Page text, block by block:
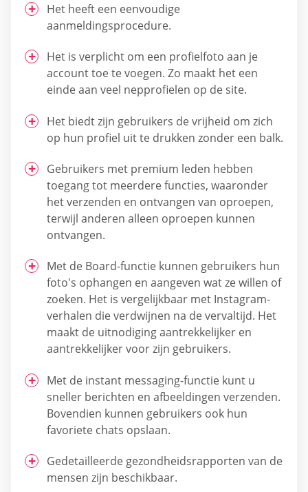
Het heeft een eenvoudige
aanmeldingsprocedure.
Het is verplicht om een profielfoto aan je
account toe te voegen. Zo maakt het een
einde aan veel nepprofielen op de site.
Het biedt zijn gebruikers de vrijheid om zich
op hun profiel uit te drukken zonder een balk.
Gebruikers met premium leden hebben
toegang tot meerdere functies, waaronder
het verzenden en ontvangen van oproepen,
terwijl anderen alleen oproepen kunnen
ontvangen.
Met de Board-functie kunnen gebruikers hun
foto's ophangen en aangeven wat ze willen of
zoeken. Het is vergelijkbaar met Instagram-
verhalen die verdwijnen na de vervaltijd. Het
maakt de uitnodiging aantrekkelijker en
aantrekkelijker voor zijn gebruikers.
Met de instant messaging-functie kunt u
sneller berichten en afbeeldingen verzenden.
Bovendien kunnen gebruikers ook hun
favoriete chats opslaan.
Gedetailleerde gezondheidsrapporten van de
mensen zijn beschikbaar.